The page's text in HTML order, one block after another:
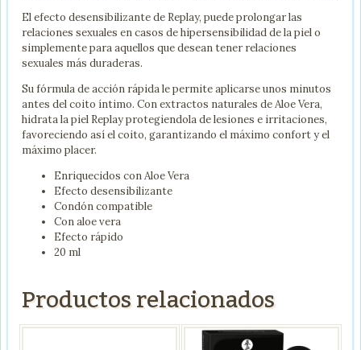
El efecto desensibilizante de Replay, puede prolongar las
relaciones sexuales en casos de hipersensibilidad de la piel o
simplemente para aquellos que desean tener relaciones
sexuales más duraderas.
Su fórmula de acción rápida le permite aplicarse unos minutos
antes del coito íntimo. Con extractos naturales de Aloe Vera,
hidrata la piel Replay protegiendola de lesiones e irritaciones,
favoreciendo así el coito, garantizando el máximo confort y el
máximo placer.
Enriquecidos con Aloe Vera
Efecto desensibilizante
Condón compatible
Con aloe vera
Efecto rápido
20 ml
Productos relacionados